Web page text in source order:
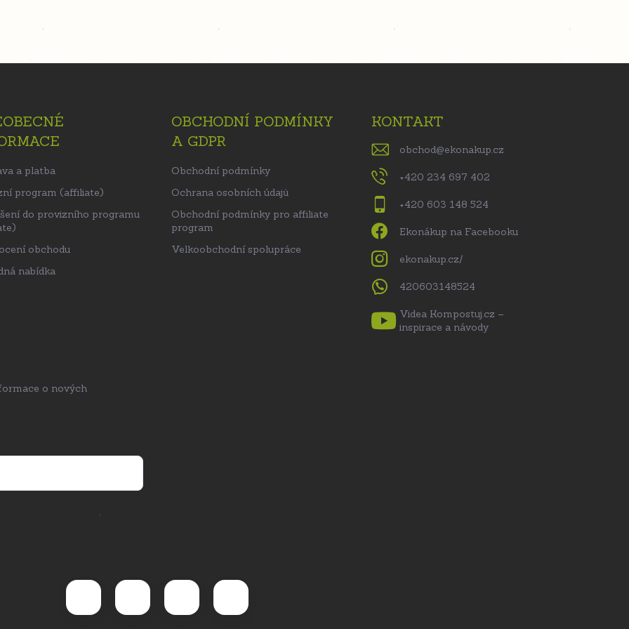
a platba
program (affiliate)
do provizního programu
obchodu
nabídka
OBCHODNÍ PODMÍNKY
A GDPR
Obchodní podmínky
Ochrana osobních údajů
Obchodní podmínky pro affiliate
program
Velkoobchodní spolupráce
KONTAKT
obchod@ekonakup.cz
+420 234 697 402
+420 603 148 524
Ekonákup na Facebooku
ekonakup.cz/
420603148524
Videa Kompostuj.cz –
inspirace a návody
o nových